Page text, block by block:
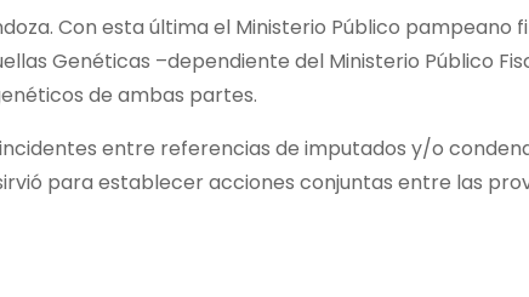
Con esta última el Ministerio Público pampeano
Genéticas –dependiente del Ministerio Público
de ambas partes.
entre referencias de imputados y/o
para establecer acciones conjuntas entre las